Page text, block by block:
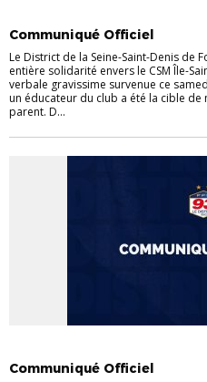
Communiqué Officiel
Le District de la Seine-Saint-Denis de
entière solidarité envers le CSM Île-
verbale gravissime survenue ce
un éducateur du club a été la cible
parent. D...
Communiqué Officiel